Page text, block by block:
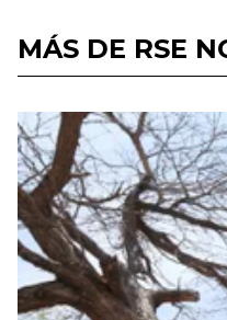
MÁS DE RSE